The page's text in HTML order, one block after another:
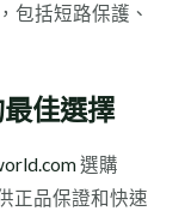
包括短路保護、
佳選擇
選購
正品保證和快速